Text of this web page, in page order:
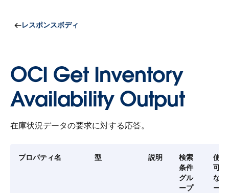
レスポンスボディ
OCI Get Inventory
Availability Output
在庫状況データの要求に対する応答。
プロパティ名 型 説明
検索
条件
グル
ープ
使用
可能
なバ
ージ